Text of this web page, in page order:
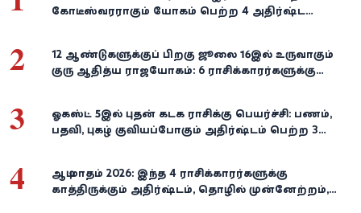
கோடீஸ்வரராகும் யோகம் பெற்ற 4 அதிர்ஷ்ட
2
12 ஆண்டுகளுக்குப் பிறகு ஜூலை 16இல் உருவாகும்
குரு ஆதித்ய ராஜயோகம்: 6 ராசிக்காரர்களுக்கு
3
ஓகஸ்ட் 5இல் புதன் கடக ராசிக்கு பெயர்ச்சி: பணம்,
பதவி, புகழ் குவியப்போகும் அதிர்ஷ்டம் பெற்ற 3
4
ஆடி மாதம் 2026: இந்த 4 ராசிக்காரர்களுக்கு
காத்திருக்கும் அதிர்ஷ்டம், தொழில் முன்னேற்றம்,